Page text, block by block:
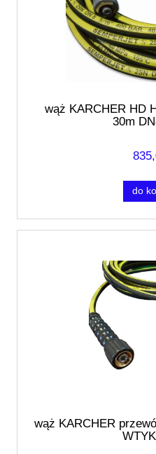
wąż KARCHER HD
30m
do
wąż KARCHER